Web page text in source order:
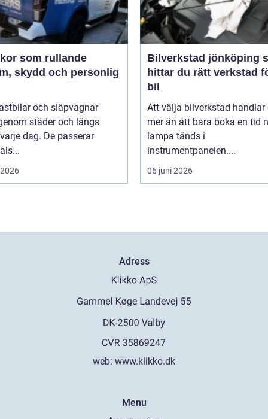
som rullande
skydd och personlig
och släpvagnar
städer och längs
dag. De passerar
Bilverkstad jönköping så
hittar du rätt verkstad
bil
Att välja bilverkstad handlar
mer än att bara boka en tid
lampa tänds i
instrumentpanelen....
06 juni 2026
Adress
web: www.klikko.dk
Menu